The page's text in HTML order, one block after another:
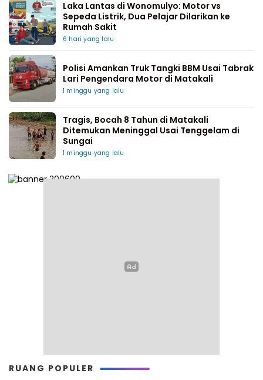
Laka Lantas di Wonomulyo: Motor vs
Sepeda Listrik, Dua Pelajar Dilarikan ke
Rumah Sakit
6 hari yang lalu
Polisi Amankan Truk Tangki BBM Usai Tabrak
Lari Pengendara Motor di Matakali
1 minggu yang lalu
Tragis, Bocah 8 Tahun di Matakali
Ditemukan Meninggal Usai Tenggelam di
Sungai
1 minggu yang lalu
RUANG POPULER